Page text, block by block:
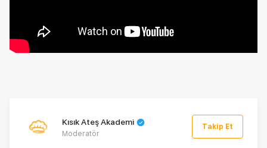
Kısık Ateş Akademi
Moderatör
Takip Et